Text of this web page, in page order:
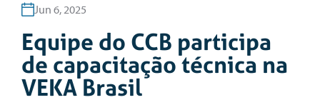
Jun 6, 2025
Equipe do CCB participa
de capacitação técnica na
VEKA Brasil